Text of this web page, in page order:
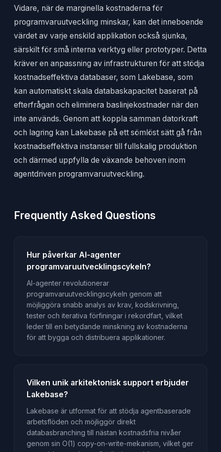
Vidare, när de marginella kostnaderna för
programvaruutveckling minskar, kan det inneboende
värdet av varje enskild applikation också sjunka,
särskilt för små interna verktyg eller prototyper. Detta
kräver en anpassning av infrastrukturen för att stödja
kostnadseffektiva databaser, som Lakebase, som
kan automatiskt skala databaskapacitet baserat på
efterfrågan och eliminera baslinjekostnader när den
inte används. Genom att koppla samman datorkraft
och lagring kan Lakebase på ett sömlöst sätt gå från
kostnadseffektiva instanser till fullskalig produktion
och därmed uppfylla de växande behoven inom
agentdriven programvaruutveckling.
Frequently Asked Questions
Hur påverkar AI-agenter
programvaruutvecklingscykeln?
AI-agenter revolutionerar
programvaruutvecklingscykeln genom att
möjliggöra snabb analys av krav, kodskrivning,
tester och iterativa förfiningar i rekordfart, vilket
leder till en betydande minskning av kostnaderna
för att bygga och distribuera applikationer.
Vilken unik arkitektonisk support erbjuder
Lakebase?
Lakebase är utformat för att stödja agentbaserade
arbetsflöden och möjliggör direkt
databasbranching till nästan kostnadsfria nivåer
genom sin O(1) copy-on-write-mekanism, vilket ger